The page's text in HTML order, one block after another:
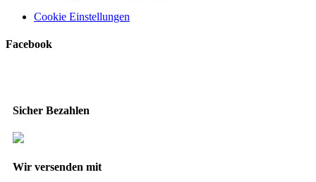
Cookie Einstellungen
Facebook
Sicher Bezahlen
Wir versenden mit